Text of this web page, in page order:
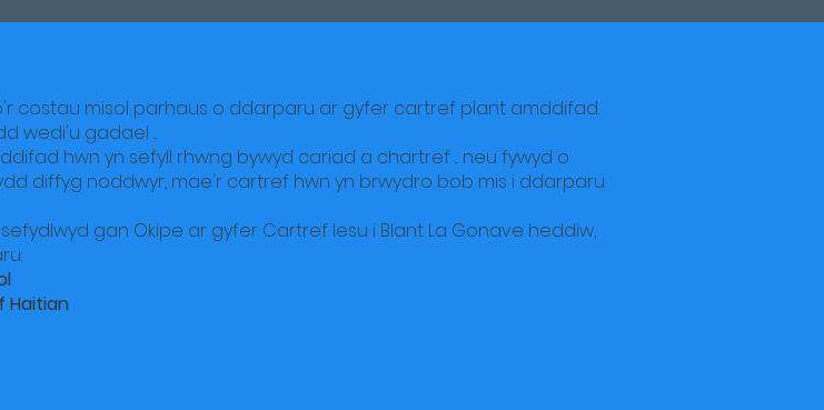
costau misol parhaus o ddarparu ar gyfer cartref plant amddifad.
wedi'u gadael ...
hwn yn sefyll rhwng bywyd cariad a chartref ... neu fywyd o
diffyg noddwyr, mae'r cartref hwn yn brwydro bob mis i ddarparu
gan Okipe ar gyfer Cartref Iesu i Blant La Gonave heddiw,
Haitian